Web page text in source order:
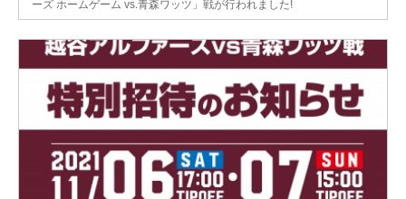
ーズ ホームゲーム vs.青森ワッツ」戦が行われました!